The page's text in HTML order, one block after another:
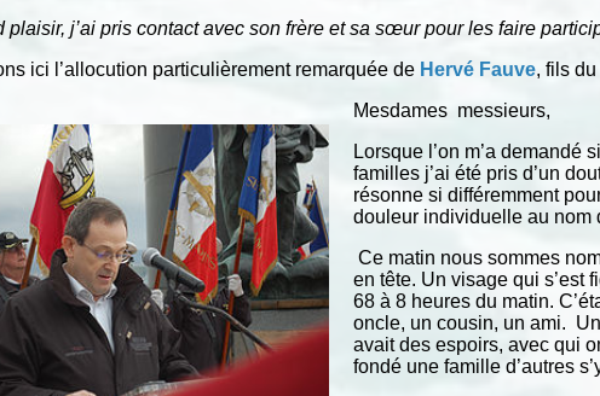
plaisir, j’ai pris contact avec son frère et sa sœur pour les faire
ici l’allocution particulièrement remarquée de Hervé Fauve, fils
Mesdames messieurs,
Lorsque l’on m’a demandé
familles j’ai été pris d’un
résonne si différemment
douleur individuelle au nom
Ce matin nous sommes
en tête. Un visage qui s’est
68 à 8 heures du matin.
oncle, un cousin, un ami.
avait des espoirs, avec qui
fondé une famille d’autres